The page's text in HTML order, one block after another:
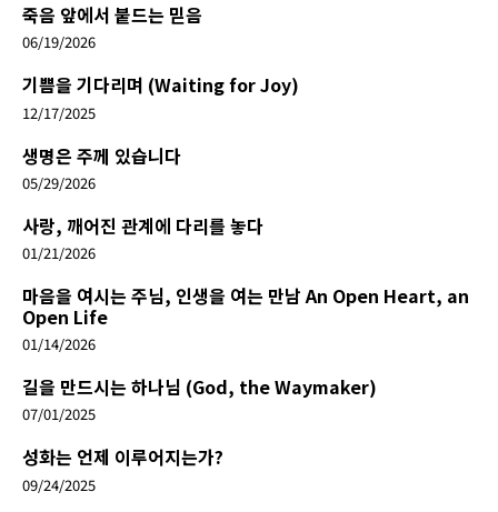
죽음 앞에서 붙드는 믿음
06/19/2026
기쁨을 기다리며 (Waiting for Joy)
12/17/2025
생명은 주께 있습니다
05/29/2026
사랑, 깨어진 관계에 다리를 놓다
01/21/2026
마음을 여시는 주님, 인생을 여는 만남 An Open Heart, an
Open Life
01/14/2026
길을 만드시는 하나님 (God, the Waymaker)
07/01/2025
성화는 언제 이루어지는가?
09/24/2025